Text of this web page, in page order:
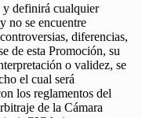
y definirá cualquier
no se encuentre
diferencias,
de esta Promoción, su
o validez, se
el cual será
los reglamentos del
de la Cámara